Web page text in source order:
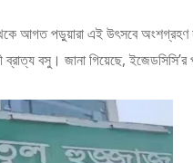
আগত পড়ুয়ারা এই উৎসবে অংশগ্রহণ
ব্রাত্য বসু। জানা গিয়েছে,